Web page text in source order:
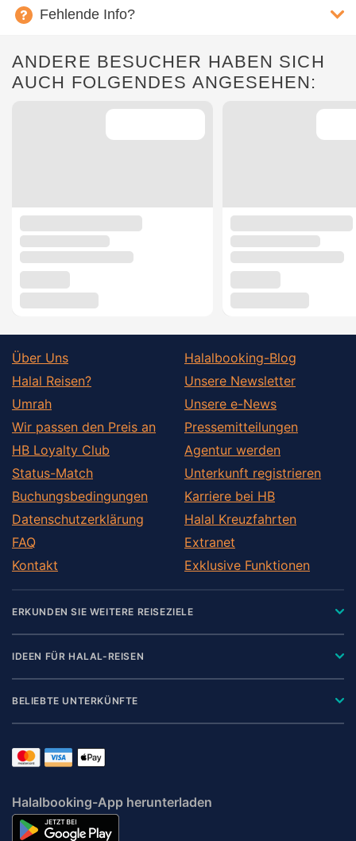
Fehlende Info?
ANDERE BESUCHER HABEN SICH
AUCH FOLGENDES ANGESEHEN:
Über Uns
Halal Reisen?
Umrah
Wir passen den Preis an
HB Loyalty Club
Status-Match
Buchungsbedingungen
Datenschutzerklärung
FAQ
Kontakt
Halalbooking-Blog
Unsere Newsletter
Unsere e-News
Pressemitteilungen
Agentur werden
Unterkunft registrieren
Karriere bei HB
Halal Kreuzfahrten
Extranet
Exklusive Funktionen
ERKUNDEN SIE WEITERE REISEZIELE
IDEEN FÜR HALAL-REISEN
BELIEBTE UNTERKÜNFTE
Halalbooking-App herunterladen